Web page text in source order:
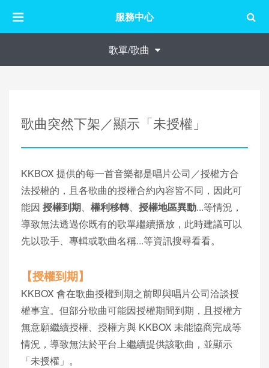
服務中心
歌單/歌曲
歌曲突然下架／顯示「未授權」
KKBOX 提供的每一首音樂都是唱片公司／授權方合
法授權的，且各歌曲的授權合約內容皆不同，因此可
能因 授權到期、 權利移轉、 授權地區異動...等情況，
導致無法透過你既有的歌單繼續播放，此時建議可以
先以歌手、專輯或歌曲名稱...等資訊搜尋看看。
【授權到期】
KKBOX 會在歌曲授權到期之前即與唱片公司洽談授
權事宜。但部分歌曲可能因授權期間到期，且授權方
無意願繼續授權、授權方與 KKBOX 未能協商完成等
情況，導致無法於平台上繼續提供該歌曲，並顯示
「未授權」。